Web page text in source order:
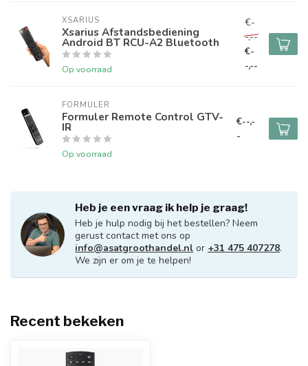
XSARIUS
Xsarius Afstandsbediening
Android BT RCU-A2 Bluetooth
Op voorraad
€-
-,--
€-
-,--
FORMULER
Formuler Remote Control GTV-
IR
Op voorraad
€--,-
-
Heb je een vraag ik help je graag!
Heb je hulp nodig bij het bestellen? Neem
gerust contact met ons op
info@asatgroothandel.nl or +31 475 407278.
We zijn er om je te helpen!
Recent bekeken